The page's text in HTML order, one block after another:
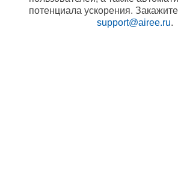
потенциала ускорения.
support@airee.ru.